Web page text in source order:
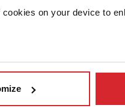
on your device to